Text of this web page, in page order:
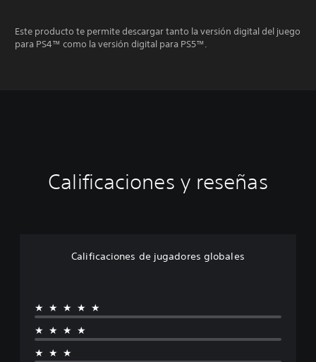
Este producto te permite descargar tanto la versión digital del juego
para PS4™ como la versión digital para PS5™.
Calificaciones y reseñas
Calificaciones de jugadores globales
★★★★★
★★★★
★★★